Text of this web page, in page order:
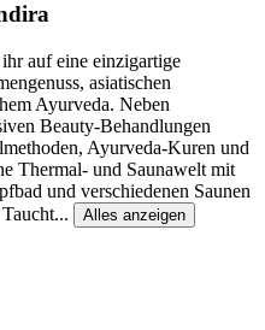
auf eine einzigartige
asiatischen
Ayurveda. Neben
Beauty-Behandlungen
Ayurveda-Kuren und
Thermal- und Saunawelt mit
und verschiedenen Saunen
... Alles anzeigen